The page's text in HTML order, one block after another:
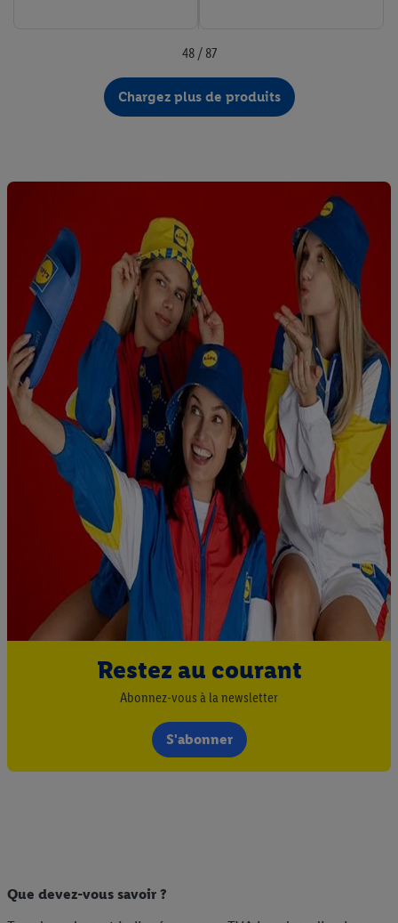
48 / 87
Chargez plus de produits
Restez au courant
Abonnez-vous à la newsletter
S'abonner
Que devez-vous savoir ?